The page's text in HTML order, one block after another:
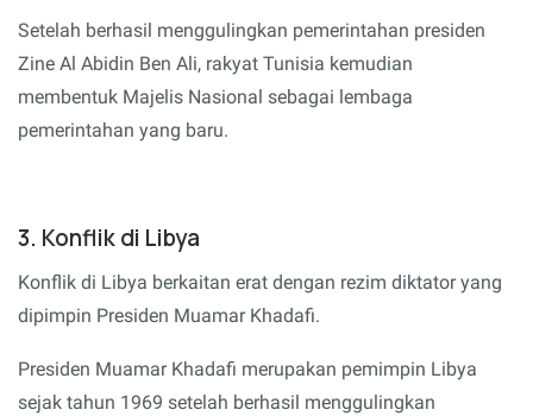
Setelah berhasil menggulingkan pemerintahan presiden
Zine Al Abidin Ben Ali, rakyat Tunisia kemudian
membentuk Majelis Nasional sebagai lembaga
pemerintahan yang baru.
3. Konflik di Libya
Konflik di Libya berkaitan erat dengan rezim diktator yang
dipimpin Presiden Muamar Khadafi.
Presiden Muamar Khadafi merupakan pemimpin Libya
sejak tahun 1969 setelah berhasil menggulingkan